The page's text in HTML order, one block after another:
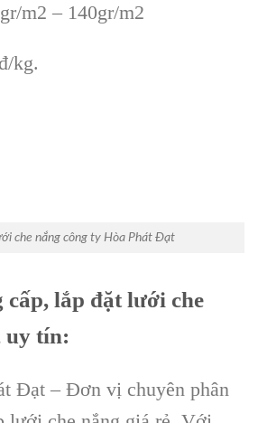
m2 – 140gr/m2
kg.
che nắng công ty Hòa Phát Đạt
lắp đặt lưới che
uy tín:
Đạt – Đơn vị chuyên phân